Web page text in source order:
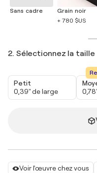
Voir l'œuvre chez vous
Sans cadre
Grain noir
+ 780 $US
2. Sélectionnez la taille
Petit
0,39" de large